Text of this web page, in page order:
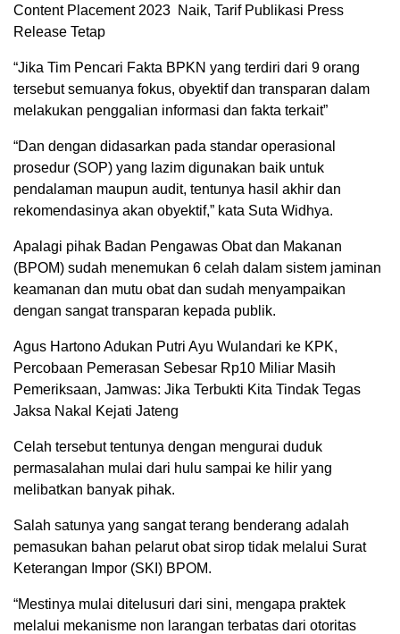
Content Placement 2023 Naik, Tarif Publikasi Press
Release Tetap
“Jika Tim Pencari Fakta BPKN yang terdiri dari 9 orang
tersebut semuanya fokus, obyektif dan transparan dalam
melakukan penggalian informasi dan fakta terkait”
“Dan dengan didasarkan pada standar operasional
prosedur (SOP) yang lazim digunakan baik untuk
pendalaman maupun audit, tentunya hasil akhir dan
rekomendasinya akan obyektif,” kata Suta Widhya.
Apalagi pihak Badan Pengawas Obat dan Makanan
(BPOM) sudah menemukan 6 celah dalam sistem jaminan
keamanan dan mutu obat dan sudah menyampaikan
dengan sangat transparan kepada publik.
Agus Hartono Adukan Putri Ayu Wulandari ke KPK,
Percobaan Pemerasan Sebesar Rp10 Miliar Masih
Pemeriksaan, Jamwas: Jika Terbukti Kita Tindak Tegas
Jaksa Nakal Kejati Jateng
Celah tersebut tentunya dengan mengurai duduk
permasalahan mulai dari hulu sampai ke hilir yang
melibatkan banyak pihak.
Salah satunya yang sangat terang benderang adalah
pemasukan bahan pelarut obat sirop tidak melalui Surat
Keterangan Impor (SKI) BPOM.
“Mestinya mulai ditelusuri dari sini, mengapa praktek
melalui mekanisme non larangan terbatas dari otoritas